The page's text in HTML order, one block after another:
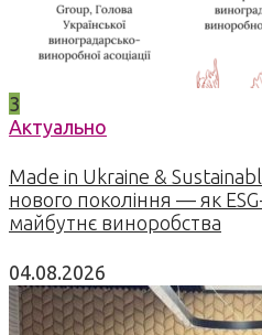
3
Актуально
Made in Ukraine &
нового покоління — як
майбутнє виноробства
04.08.2026